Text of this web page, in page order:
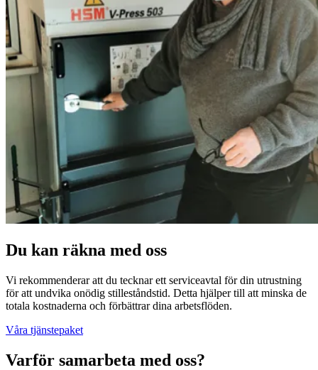
Du kan räkna med oss
Vi rekommenderar att du tecknar ett serviceavtal för din utrustning
för att undvika onödig stilleståndstid. Detta hjälper till att minska de
totala kostnaderna och förbättrar dina arbetsflöden.
Våra tjänstepaket
Varför samarbeta med oss?